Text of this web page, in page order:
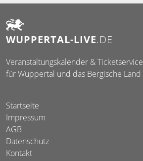
WUPPERTAL-LIVE.DE
Veranstaltungskalender & Ticketservice
für Wuppertal und das Bergische Land
Startseite
Impressum
AGB
Datenschutz
Kontakt